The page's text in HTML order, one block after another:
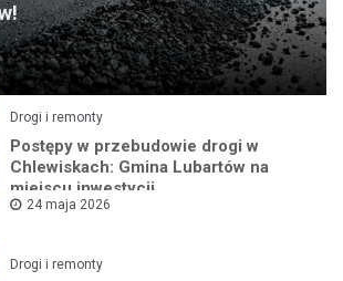
Drogi i remonty
Postępy w przebudowie drogi w
Chlewiskach: Gmina Lubartów na
miejscu inwestycji
24 maja 2026
Drogi i remonty